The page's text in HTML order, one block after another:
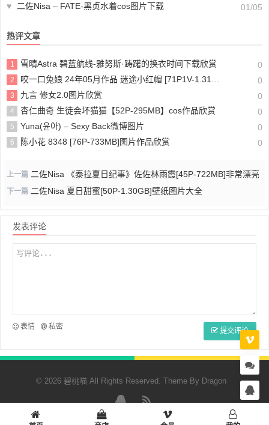
♥
二佐Nisa – FATE-黑贞水着cos图片下载 01/05
热评文章
1 雪晴Astra 碧蓝航线-雅努斯·踌躇的换衣时间下载欣赏 0
2 咬一口兔娘 24年05月作品 迷途小红帽 [71P1V-1.31GB]下载欣赏 0
3 九言 修女2.0图片欣赏 0
4 杏仁曲奇 生徒会坏猫猫【52P-295MB】cos作品欣赏 0
5 Yuna(윤아) – Sexy Back微博图片 0
6 陈小花 8348 [76P-733MB]图片作品欣赏 0
上一篇 二佐Nisa 《泰拉夏日纪事》佐佐林雨霞[45P-722MB]非常漂亮
下一篇 二佐Nisa 夏日甜蜜[50P-1.30GB]壁纸图片大全
发表评论
表情 私密 提交评论
© 2026 碧桃喵 All Rights Reserved. Theme By Dragon